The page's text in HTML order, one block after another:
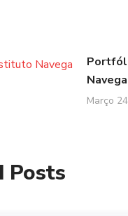
Navega
Março
Posts